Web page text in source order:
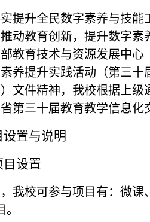
提升全民数字素养与技
动教育创新，提升数字
教育技术与资源发展中心
养提升实践活动（第三十
文件精神，我校根据上级
第三十届教育教学信息化
设置与说明
目设置
我校可参与项目有：微